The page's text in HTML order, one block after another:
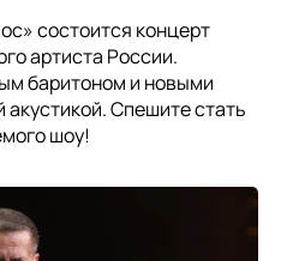
состоится концерт
артиста России.
баритоном и новыми
акустикой. Спешите стать
шоу!